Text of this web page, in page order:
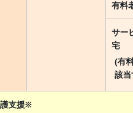
有料
サー
宅
(有
該当
支援※